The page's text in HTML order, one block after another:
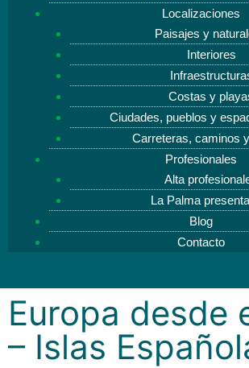
Localizaciones
Paisajes y
Interiores
Costas y
Ciudades, pueblos y
Carreteras, caminos
Profesionales
Alta
La Palma
Blog
Contacto
Europa desde
– Islas